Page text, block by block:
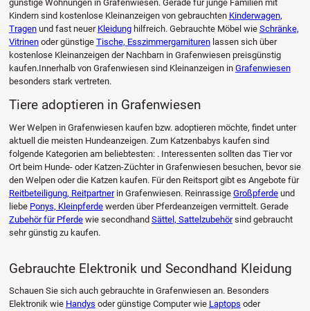
günstige Wohnungen in Grafenwiesen. Gerade für junge Familien mit
Kindern sind kostenlose Kleinanzeigen von gebrauchten Kinderwagen,
Tragenund fast neuer Kleidunghilfreich. Gebrauchte Möbel wie Schränke,
Vitrinenoder günstige Tische, Esszimmergarniturenlassen sich über
kostenlose Kleinanzeigen der Nachbarn in Grafenwiesen preisgünstig
kaufen.Innerhalb von Grafenwiesen sind Kleinanzeigen in Grafenwiesen
besonders stark vertreten.
Tiere adoptieren in Grafenwiesen
Wer Welpen in Grafenwiesen kaufen bzw. adoptieren möchte, findet unter
aktuell die meisten Hundeanzeigen. Zum Katzenbabys kaufen sind
folgende Kategorien am beliebtesten: . Interessenten sollten das Tier vor
Ort beim Hunde- oder Katzen-Züchter in Grafenwiesen besuchen, bevor sie
den Welpen oder die Katzen kaufen. Für den Reitsport gibt es Angebote für
Reitbeteiligung, Reitpartnerin Grafenwiesen. Reinrassige Großpferdeund
liebe Ponys, Kleinpferdewerden über Pferdeanzeigen vermittelt. Gerade
Zubehör für Pferdewie secondhand Sättel, Sattelzubehörsind gebraucht
sehr günstig zu kaufen.
Gebrauchte Elektronik und Secondhand Kleidung
Schauen Sie sich auch gebrauchte in Grafenwiesen an. Besonders
Elektronik wie Handys oder günstige Computer wie Laptops oder